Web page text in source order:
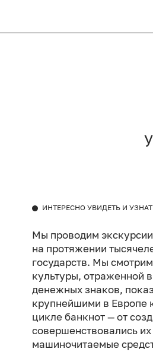
ИНТЕРЕСНО УВИДЕТЬ И
Мы проводим экскурсии
на протяжении
государств. Мы
культуры, отраженной
денежных знаков,
крупнейшими в Европе
цикле банкнот — от
совершенствовались
машиночитаемые